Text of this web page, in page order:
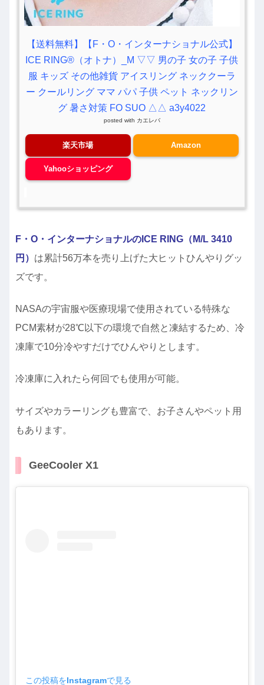
【送料無料】【F・O・インターナショナル公式】
ICE RING®（オトナ）_M ▽▽ 男の子 女の子 子供
服 キッズ その他雑貨 アイスリング ネッククーラ
ー クールリング ママ パパ 子供 ペット ネックリン
グ 暑さ対策 FO SUO △△ a3y4022
posted with カエレバ
楽天市場 Amazon
Yahooショッピング
F・O・インターナショナルのICE RING（M/L 3410
円） は累計56万本を売り上げた大ヒットひんやりグッ
ズです。
NASAの宇宙服や医療現場で使用されている特殊な
PCM素材が28℃以下の環境で自然と凍結するため、冷
凍庫で10分冷やすだけでひんやりとします。
冷凍庫に入れたら何回でも使用が可能。
サイズやカラーリングも豊富で、お子さんやペット用
もあります。
GeeCooler X1
この投稿をInstagramで見る